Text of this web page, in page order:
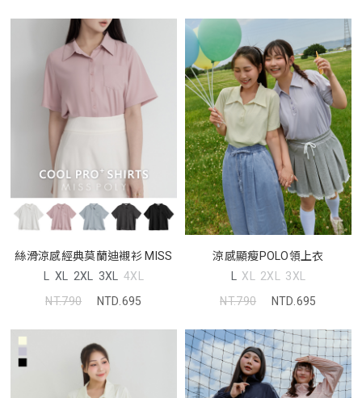
絲滑涼感經典莫蘭迪襯衫 MISS
L XL 2XL 3XL 4XL
NT.790
NTD.695
涼感顯瘦POLO領上衣
L XL 2XL 3XL
NT.790
NTD.695